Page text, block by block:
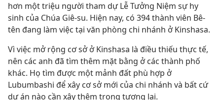
hơn một triệu người tham dự Lễ Tưởng Niệm sự hy
sinh của Chúa Giê-su. Hiện nay, có 394 thành viên Bê-
tên đang làm việc tại văn phòng chi nhánh ở Kinshasa.
Vì việc mở rộng cơ sở ở Kinshasa là điều thiếu thực tế,
nên các anh đã tìm thêm mặt bằng ở các thành phố
khác. Họ tìm được một mảnh đất phù hợp ở
Lubumbashi để xây cơ sở mới của chi nhánh và bất cứ
dự án nào cần xây thêm trong tương lai.